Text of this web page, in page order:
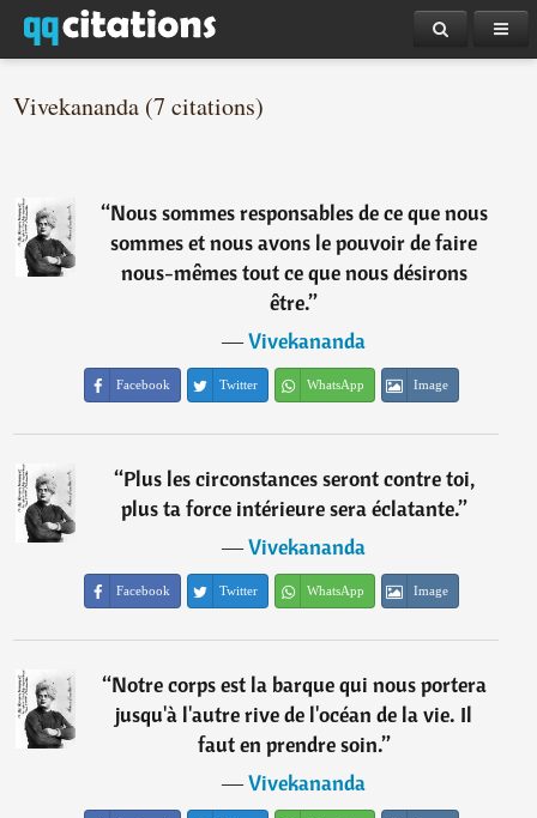
Vivekananda (7 citations)
“Nous sommes responsables de ce que nous
sommes et nous avons le pouvoir de faire
nous-mêmes tout ce que nous désirons
être.”
―Vivekananda
Facebook Twitter WhatsApp Image
“Plus les circonstances seront contre toi,
plus ta force intérieure sera éclatante.”
―Vivekananda
Facebook Twitter WhatsApp Image
“Notre corps est la barque qui nous portera
jusqu'à l'autre rive de l'océan de la vie. Il
faut en prendre soin.”
―Vivekananda